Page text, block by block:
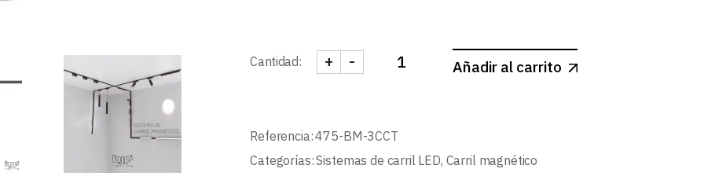
Cantidad: FOCO DE CARRIL MAGNETICO PEQUEÑO BLANCO MATE
-
+ Añadir al carrito
Referencia:475-BM-3CCT
Categorías:Sistemas de carril LED, Carril magnético